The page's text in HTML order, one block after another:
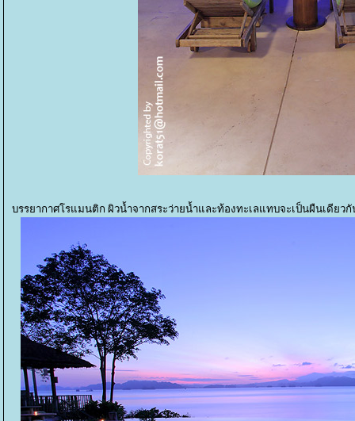
บรรยากาศโรแมนติก ผิวน้ำจากสระว่ายน้ำและท้องทะเลแทบจะเป็นผืนเดียวกั